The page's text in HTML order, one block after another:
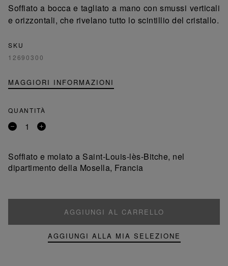
Soffiato a bocca e tagliato a mano con smussi verticali
e orizzontali, che rivelano tutto lo scintillio del cristallo.
SKU
12690300
MAGGIORI INFORMAZIONI
QUANTITÀ
Rimuovi
Aggiungi
Soffiato e molato a Saint-Louis-lès-Bitche, nel
dipartimento della Mosella, Francia
AGGIUNGI AL CARRELLO
AGGIUNGI ALLA MIA SELEZIONE